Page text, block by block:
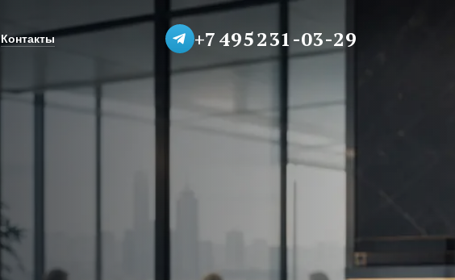
Контакты +7 495 231-03-29